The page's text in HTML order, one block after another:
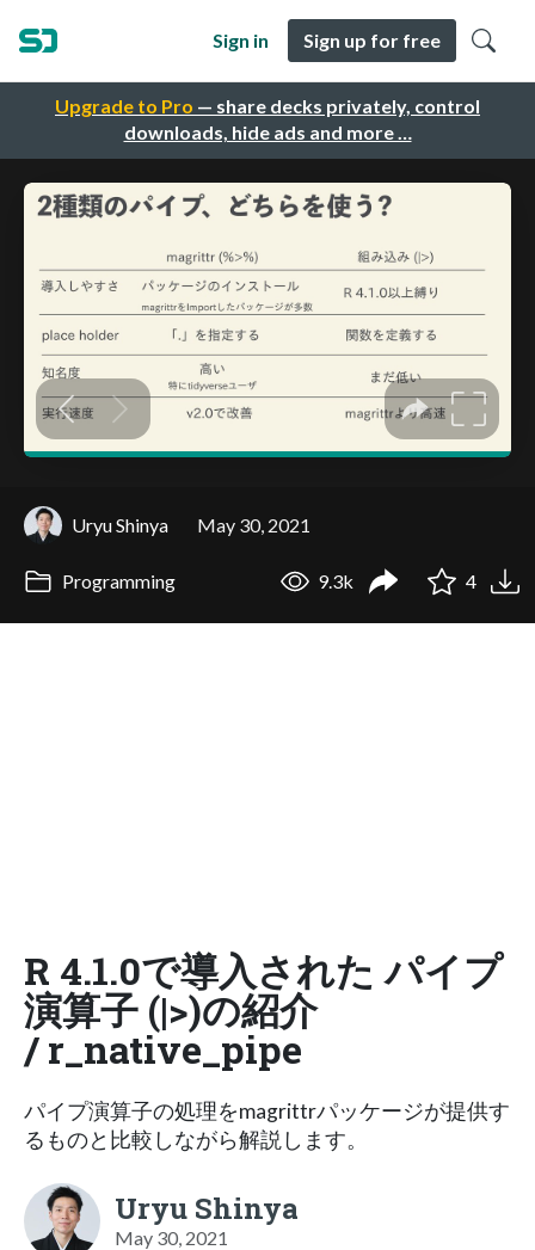
Upgrade to Pro — share decks privately, control
downloads, hide ads and more …
Sign in Sign up for free
Uryu Shinya May 30, 2021
Programming 9.3k 4
R 4.1.0で導入された パイプ
演算子 (|>)の紹介
/ r_native_pipe
パイプ演算子の処理をmagrittrパッケージが提供す
るものと比較しながら解説します。
Uryu Shinya
May 30, 2021